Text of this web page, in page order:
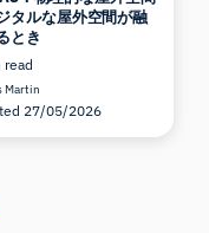
タルな屋外空間が融
とき
read
Martin
27/05/2026